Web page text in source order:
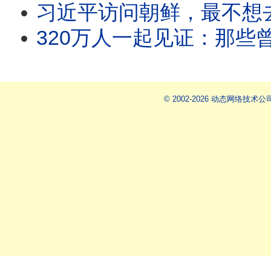
习近平访问朝鲜，最不想去的地方还是去了，暗
320万人一起见证：那些曾被嘲笑的
© 2002-2026 动态网络技术公